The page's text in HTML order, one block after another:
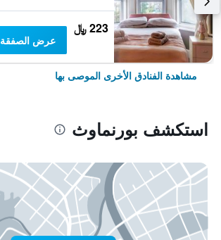
223 ﷼
عرض الصفقة
مشاهدة الفنادق الأخرى الموصى بها
استكشف بورنماوث